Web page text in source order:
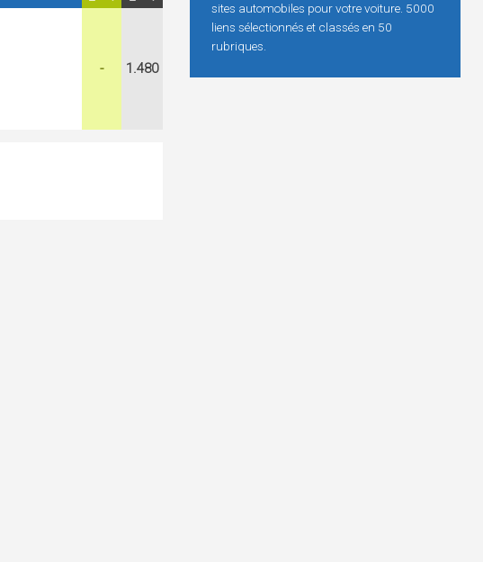
- 1.480
sites automobiles pour votre voiture. 5000
liens sélectionnés et classés en 50
rubriques.